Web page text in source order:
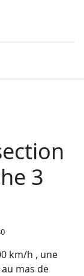
3
km/h , une
mas de